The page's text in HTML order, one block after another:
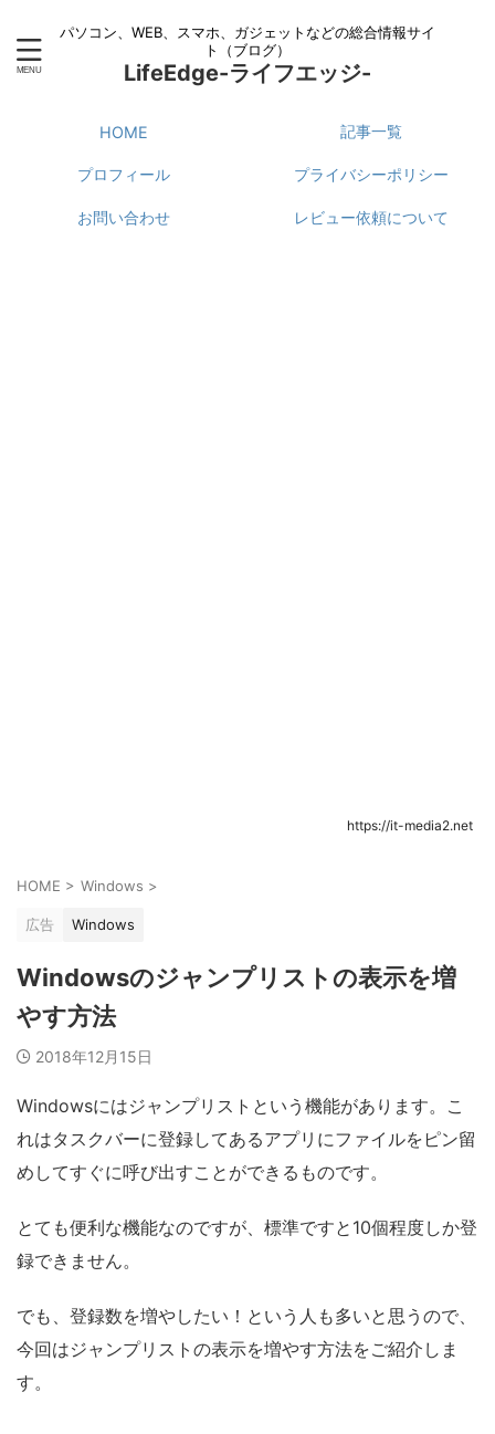
パソコン、WEB、スマホ、ガジェットなどの総合情報サイ
ト（ブログ）
LifeEdge-ライフエッジ-
HOME 記事一覧
プロフィール プライバシーポリシー
お問い合わせ レビュー依頼について
https://it-media2.net
HOME > Windows >
広告 Windows
Windowsのジャンプリストの表示を増
やす方法
2018年12月15日
Windowsにはジャンプリストという機能があります。こ
れはタスクバーに登録してあるアプリにファイルをピン留
めしてすぐに呼び出すことができるものです。
とても便利な機能なのですが、標準ですと10個程度しか登
録できません。
でも、登録数を増やしたい！という人も多いと思うので、
今回はジャンプリストの表示を増やす方法をご紹介しま
す。